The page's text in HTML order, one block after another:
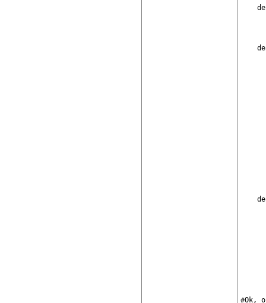
#Ok,